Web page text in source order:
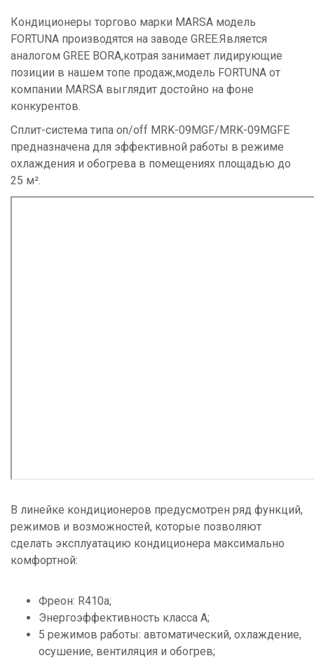
Кондиционеры торгово марки MARSA модель
FORTUNA производятся на заводе GREE.Является
аналогом GREE BORA,котрая занимает лидирующие
позиции в нашем топе продаж,модель FORTUNA от
компании MARSA выглядит достойно на фоне
конкурентов.
Сплит-система типа on/off MRK-09MGF/MRK-09MGFE
предназначена для эффективной работы в режиме
охлаждения и обогрева в помещениях площадью до
25 м².
В линейке кондиционеров предусмотрен ряд функций,
режимов и возможностей, которые позволяют
сделать эксплуатацию кондиционера максимально
комфортной:
Фреон: R410a;
Энергоэффективность класса А;
5 режимов работы: автоматический, охлаждение,
осушение, вентиляция и обогрев;